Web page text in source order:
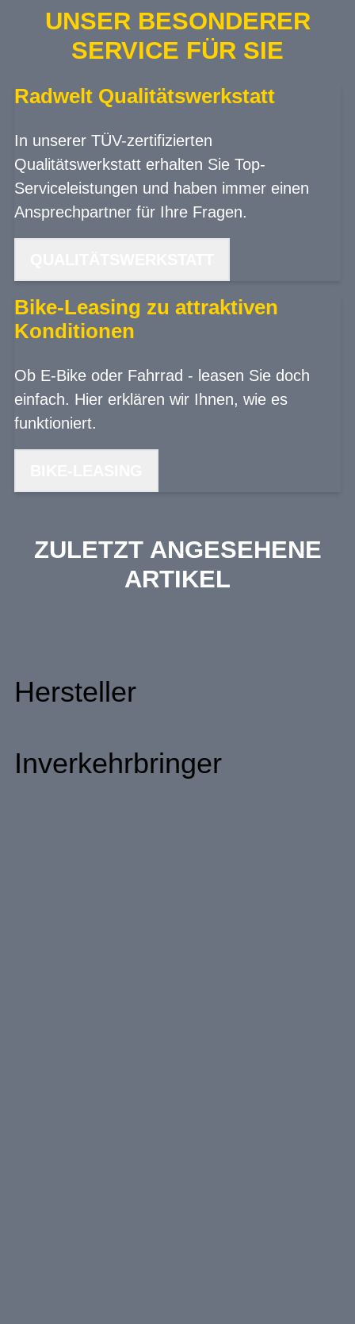
UNSER BESONDERER
SERVICE FÜR SIE
Radwelt Qualitätswerkstatt
In unserer TÜV-zertifizierten
Qualitätswerkstatt erhalten Sie Top-
Serviceleistungen und haben immer einen
Ansprechpartner für Ihre Fragen.
Bike-Leasing zu attraktiven
Konditionen
Ob E-Bike oder Fahrrad - leasen Sie doch
einfach. Hier erklären wir Ihnen, wie es
funktioniert.
ZULETZT ANGESEHENE
ARTIKEL
Hersteller
Inverkehrbringer